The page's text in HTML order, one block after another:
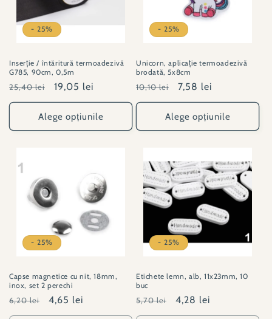
- 25%
Inserție / întăritură termoadezivă
G785, 90cm, 0,5m
Preț
obișnuit
25,40 lei
Preț
redus
19,05 lei
Alege opțiunile
- 25%
Unicorn, aplicație termoadezivă
brodată, 5x8cm
Preț
obișnuit
10,10 lei
Preț
redus
7,58 lei
Alege opțiunile
- 25%
Capse magnetice cu nit, 18mm,
inox, set 2 perechi
Preț
obișnuit
6,20 lei
Preț
redus
4,65 lei
- 25%
Etichete lemn, alb, 11x23mm, 10
buc
Preț
obișnuit
5,70 lei
Preț
redus
4,28 lei